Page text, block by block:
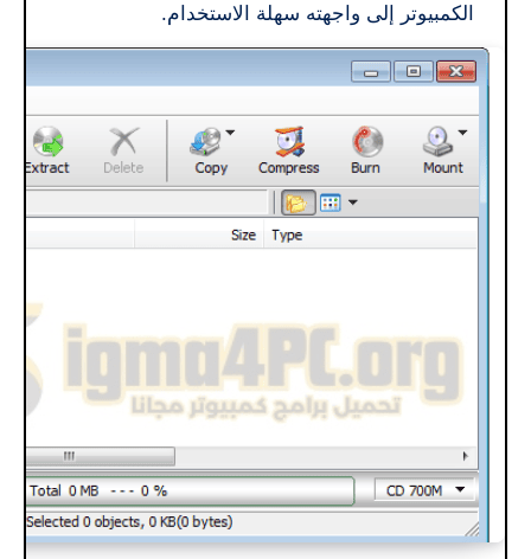
الكمبيوتر إلى واجهته سهلة الاستخدام.